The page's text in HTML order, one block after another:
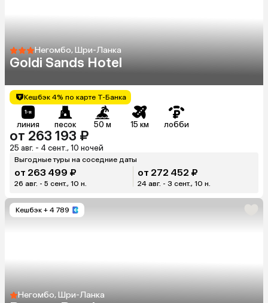
Негомбо, Шри-Ланка
Goldi Sands Hotel
Кешбэк 4% по карте Т-Банка
линия песок 50 м 15 км лобби
от 263 193 ₽
25 авг. - 4 сент., 10 ночей
Выгодные туры на соседние даты
от 263 499 ₽
26 авг. - 5 сент., 10 н.
от 272 452 ₽
24 авг. - 3 сент., 10 н.
Кешбэк + 4 789
Негомбо, Шри-Ланка